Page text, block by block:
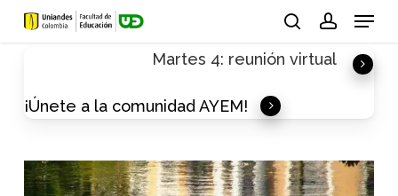
Skip
Menu
Martes 4: reunión virtual
¡Únete a la comunidad AYEM!